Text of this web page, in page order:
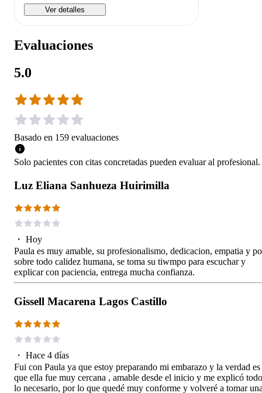
Ver detalles
Evaluaciones
5.0
Basado en 159 evaluaciones
Solo pacientes con citas concretadas pueden evaluar al profesional.
Luz Eliana Sanhueza Huirimilla
・ Hoy
Paula es muy amable, su profesionalismo, dedicacion, empatia y
sobre todo calidez humana, se toma su tiwmpo para escuchar y
explicar con paciencia, entrega mucha confianza.
Gissell Macarena Lagos Castillo
・ Hace 4 días
Fui con Paula ya que estoy preparando mi embarazo y la verdad es
que ella fue muy cercana , amable desde el inicio y me explicó todo
lo necesario, por lo que quedé muy conforme y volveré a tomar